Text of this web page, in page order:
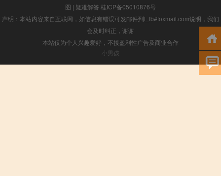
图 | 疑难解答 桂ICP备05010876号
声明：本站内容来自互联网，如信息有错误可发邮件到f_fb#foxmail.com说明，我们
会及时纠正，谢谢
本站仅为个人兴趣爱好，不接盈利性广告及商业合作
小男孩